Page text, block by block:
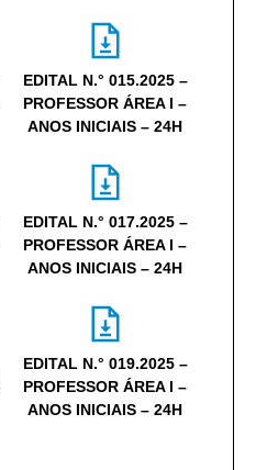
EDITAL N.° 015.2025 –
PROFESSOR ÁREA I –
ANOS INICIAIS – 24H
EDITAL N.° 017.2025 –
PROFESSOR ÁREA I –
ANOS INICIAIS – 24H
EDITAL N.° 019.2025 –
PROFESSOR ÁREA I –
ANOS INICIAIS – 24H